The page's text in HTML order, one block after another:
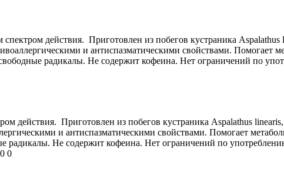
действия. Приготовлен из побегов кустраника
и антиспазматическими свойствами. Помогает
радикалы. Не содержит кофеина. Нет ограничений по
действия. Приготовлен из побегов кустраника Aspalathus
и антиспазматическими свойствами. Помогает
Не содержит кофеина. Нет ограничений по
0